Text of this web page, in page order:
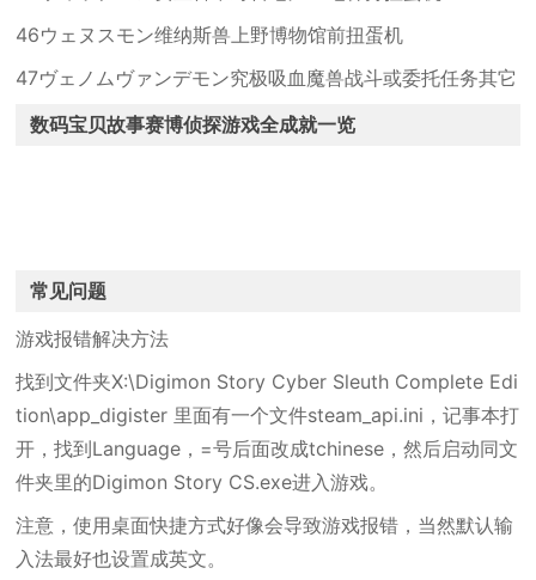
46ウェヌスモン维纳斯兽上野博物馆前扭蛋机
47ヴェノムヴァンデモン究极吸血魔兽战斗或委托任务其它
数码宝贝故事赛博侦探游戏全成就一览
常见问题
游戏报错解决方法
找到文件夹X:\Digimon Story Cyber Sleuth Complete Edi
tion\app_digister 里面有一个文件steam_api.ini，记事本打
开，找到Language，=号后面改成tchinese，然后启动同文
件夹里的Digimon Story CS.exe进入游戏。
注意，使用桌面快捷方式好像会导致游戏报错，当然默认输
入法最好也设置成英文。